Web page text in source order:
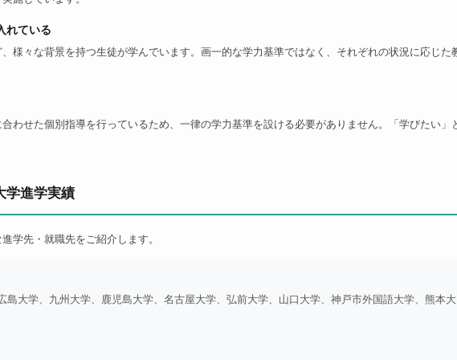
れている
様々な背景を持つ生徒が学んでいます。画一的な学力基準ではなく、それぞれの状況に応じた
わせた個別指導を行っているため、一律の学力基準を設ける必要がありません。「学びたい」
学進学実績
学先・就職先をご紹介します。
島大学、九州大学、鹿児島大学、名古屋大学、弘前大学、山口大学、神戸市外国語大学、熊本大